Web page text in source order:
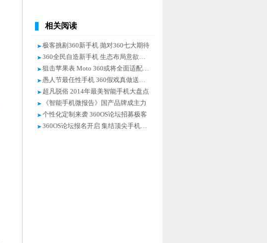
相关阅读
极客挑剔360新手机 抛对360七大期待
360全民自造新手机 生态布局意欲何为
狙击苹果表 Moto 360或将全面适配iOS
愚人节最任性手机 360假戏真做送福利
超凡脱俗 2014年最美智能手机大盘点
《智能手机微报告》国产品牌成主力
个性化定制来袭 360OS论坛招募极客
360OS论坛报名开启 集结顶尖手机极客